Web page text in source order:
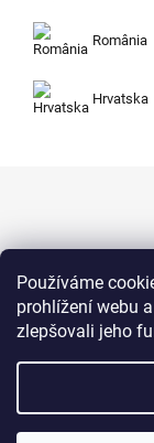
Používáme
prohlížení webu
zlepšovali jeho
România
Hrvatska